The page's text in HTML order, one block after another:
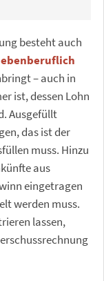
besteht auch
– auch in
ist, dessen Lohn
Ausgefüllt
das ist der
muss. Hinzu
aus
eingetragen
werden muss.
lassen,